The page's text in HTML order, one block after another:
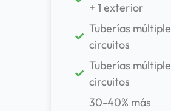
+ 1 exterior
Tuberías
circuitos
Tuberías
circuitos
30-40% más